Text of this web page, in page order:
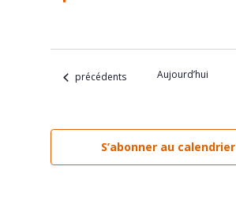
Évènements
précédents Aujourd’hui
S’abonner au calendrier